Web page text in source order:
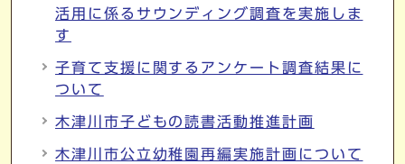
活用に係るサウンディング調査を実施しま
す
子育て支援に関するアンケート調査結果に
ついて
木津川市子どもの読書活動推進計画
木津川市公立幼稚園再編実施計画について